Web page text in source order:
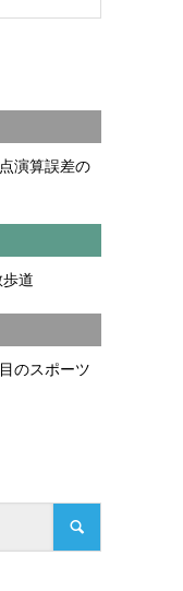
演算誤差の
道
のスポーツ